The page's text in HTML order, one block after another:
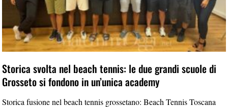
Storica svolta nel beach tennis: le due grandi scuole di
Grosseto si fondono in un’unica academy
Storica fusione nel beach tennis grossetano: Beach Tennis Toscana